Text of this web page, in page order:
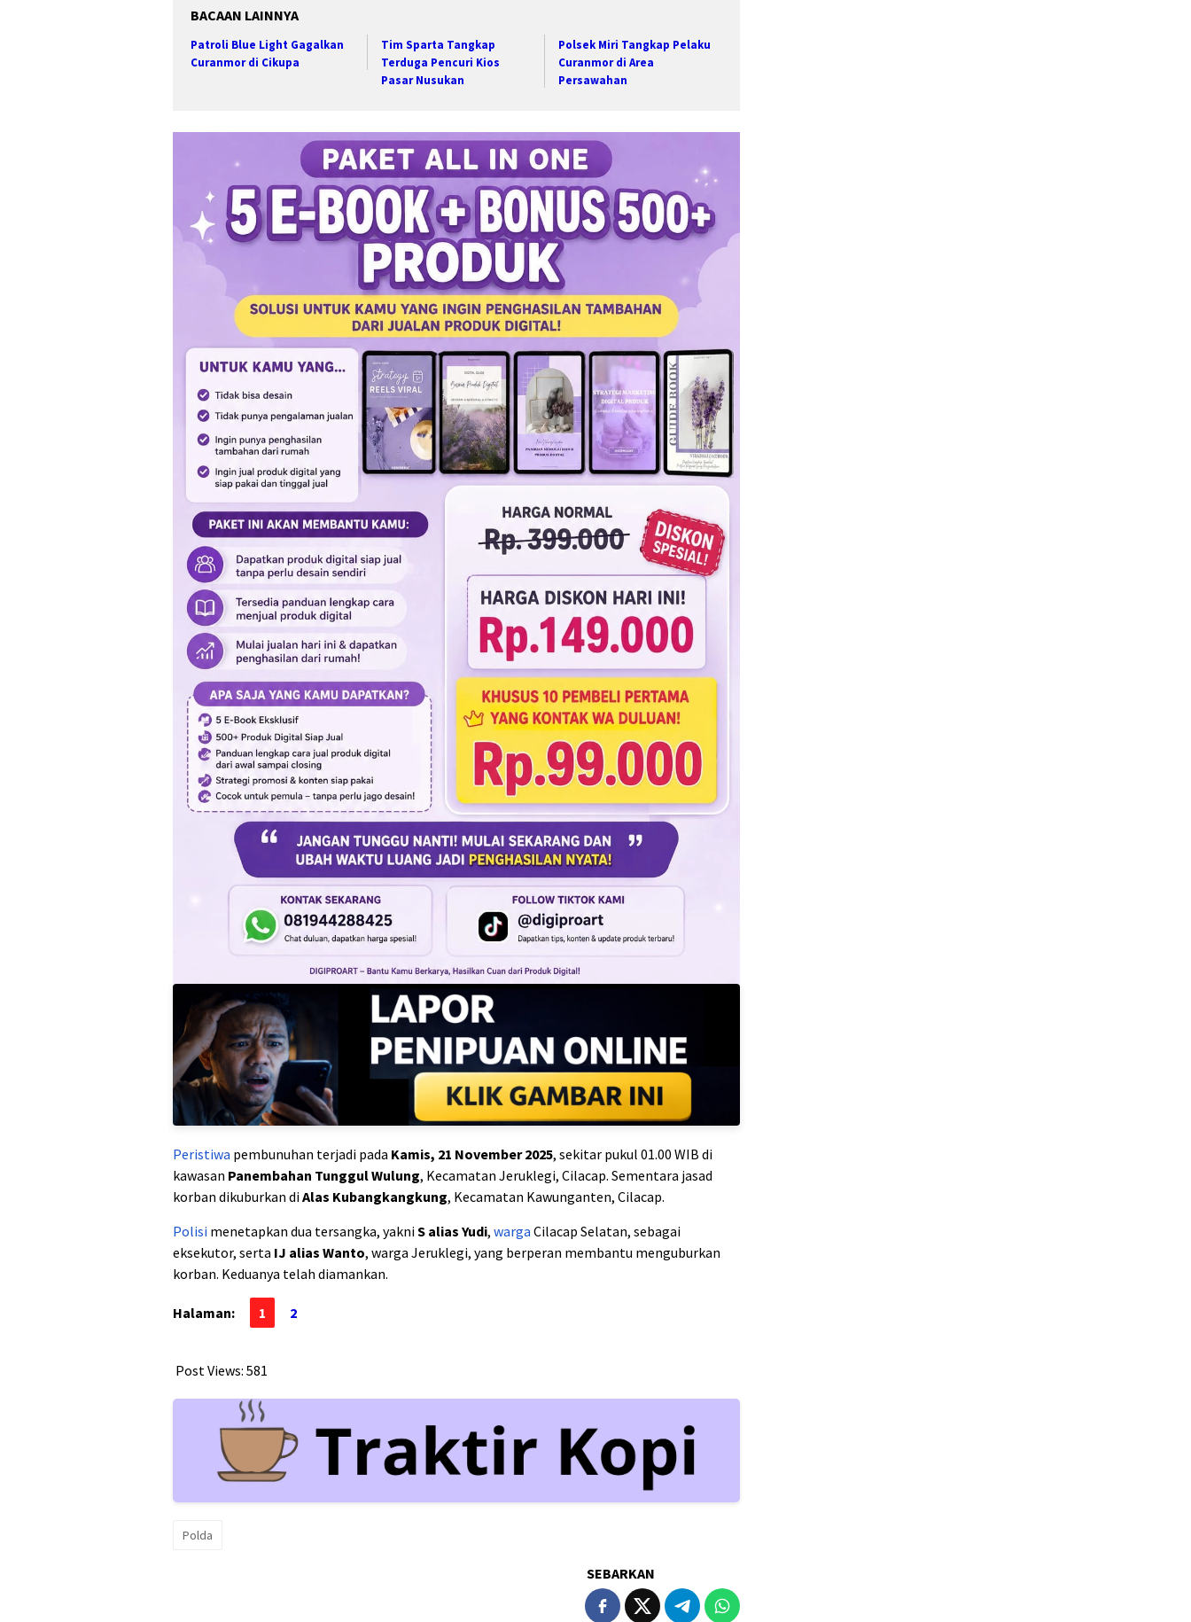
BACAAN LAINNYA
Patroli Blue Light Gagalkan
Curanmor di Cikupa
Tim Sparta Tangkap
Terduga Pencuri Kios
Pasar Nusukan
Polsek Miri Tangkap Pelaku
Curanmor di Area
Persawahan
Peristiwa pembunuhan terjadi pada Kamis, 21 November 2025, sekitar pukul 01.00 WIB di
kawasan Panembahan Tunggul Wulung, Kecamatan Jeruklegi, Cilacap. Sementara jasad
korban dikuburkan diAlas Kubangkangkung, Kecamatan Kawunganten, Cilacap.
Polisi menetapkan dua tersangka, yakniS alias Yudi, warga Cilacap Selatan, sebagai
eksekutor, serta IJ alias Wanto, warga Jeruklegi, yang berperan membantu menguburkan
korban. Keduanya telah diamankan.
Halaman: 1 2
Post Views: 581
Polda
SEBARKAN